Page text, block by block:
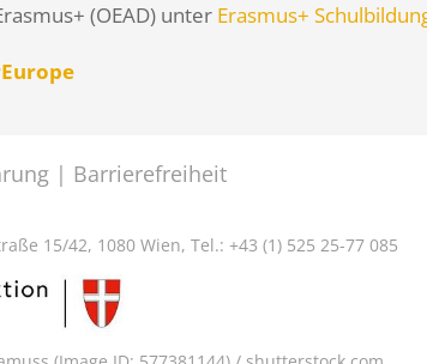
(OEAD) unter Erasmus+
| Barrierefreiheit
15/42, 1080 Wien, Tel.: +43 (1) 525 25-77 085